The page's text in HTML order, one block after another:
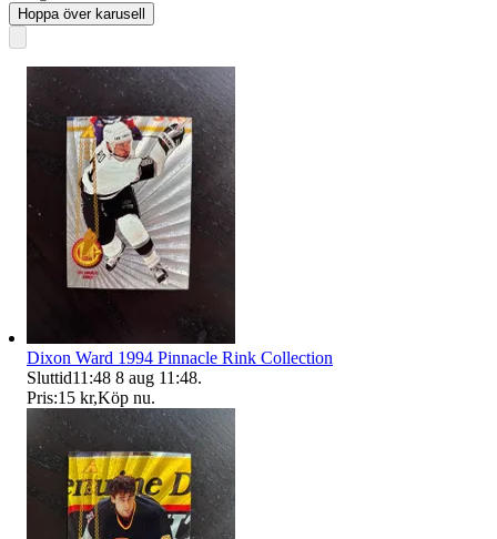
Hoppa över karusell
Dixon Ward 1994 Pinnacle Rink Collection
Sluttid11:48 8 aug 11:48.
Pris:15 kr,Köp nu.